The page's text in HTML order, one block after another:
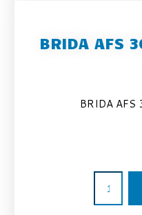
BRIDA AFS
BRIDA AFS